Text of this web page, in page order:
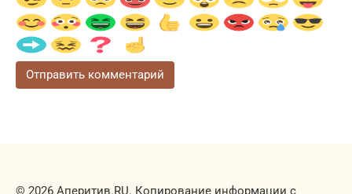
© 2026 Аперитив.RU. Копирование информации с